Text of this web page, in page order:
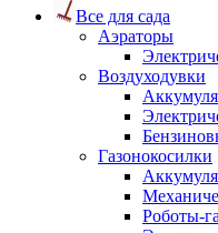
Все для сада
Аэраторы
Воздуходувки
Газонокосилки
Роботы-